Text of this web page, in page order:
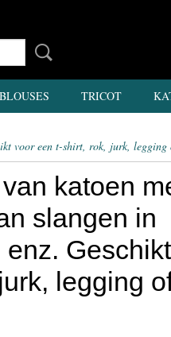
BLOUSES TRICOT
voor een t-shirt, rok, jurk, legging
katoen
slangen in
Geschikt
legging